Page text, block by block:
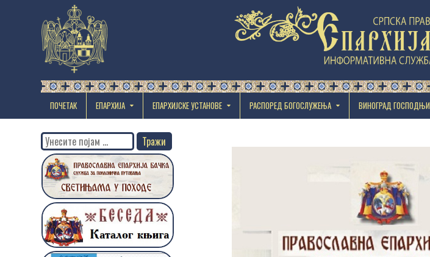
ПОЧЕТАК ЕПАРХИЈА EПАРХИЈСКЕ УСТАНОВЕ РАСПОРЕД БОГОСЛУЖЕЊА ВИНОГРАД ГОСПОДЊИ
Search
for: